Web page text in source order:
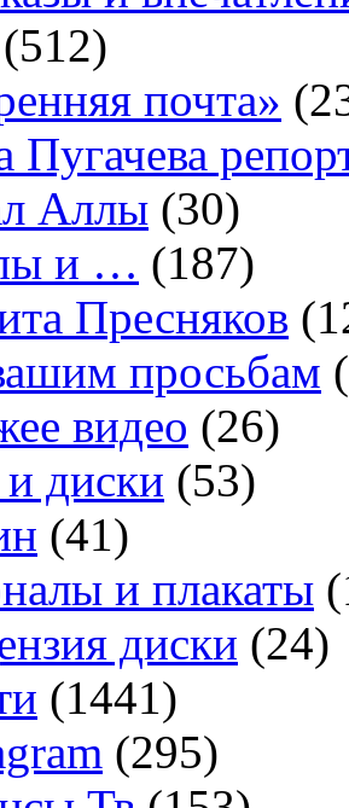
(512)
почта»
Пугачева
Аллы (30)
и … (187)
Пресняков
просьбам
видео (26)
диски (53)
(41)
и плакаты
диски (24)
(1441)
(295)